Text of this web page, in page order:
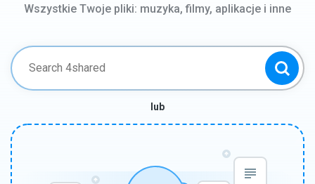
Wszystkie Twoje pliki: muzyka, filmy, aplikacje i inne
lub